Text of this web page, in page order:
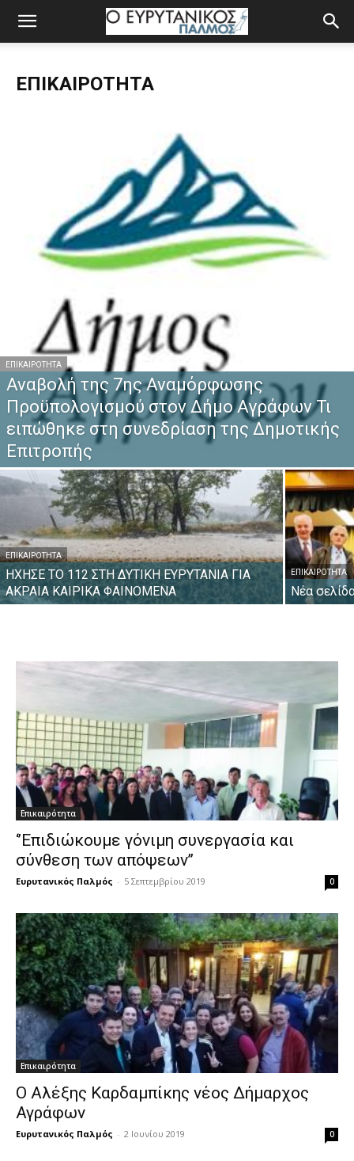
ΕΠΙΚΑΙΡΌΤΗΤΑ
ΕΠΙΚΑΙΡΌΤΗΤΑ
Αναβολή της 7ης Αναμόρφωσης
Προϋπολογισμού στον Δήμο Αγράφων Τι
ειπώθηκε στη συνεδρίαση της Δημοτικής
Επιτροπής
ΕΠΙΚΑΙΡΌΤΗΤΑ
ΗΧΗΣΕ ΤΟ 112 ΣΤΗ ΔΥΤΙΚΗ ΕΥΡΥΤΑΝΙΑ ΓΙΑ
ΑΚΡΑΙΑ ΚΑΙΡΙΚΑ ΦΑΙΝΟΜΕΝΑ
ΕΠΙΚΑΙΡΌΤΗΤΑ
Νέα
Επικαιρότητα
‘’Επιδιώκουμε γόνιμη συνεργασία και
σύνθεση των απόψεων’’
Ευρυτανικός Παλμός - 5 Σεπτεμβρίου 2019 0
Επικαιρότητα
Ο Αλέξης Καρδαμπίκης νέος Δήμαρχος
Αγράφων
Ευρυτανικός Παλμός - 2 Ιουνίου 2019 0